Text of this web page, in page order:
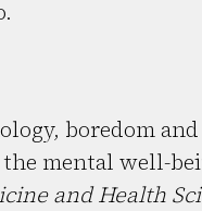
boredom
mental well-
and Health